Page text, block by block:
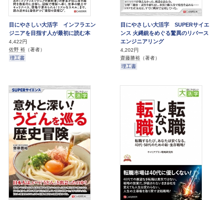
目にやさしい大活字 インフラエン
ジニアを目指す人が最初に読む本
4,422円
佐野 裕 （著者）
理工書
目にやさしい大活字 SUPERサイエ
ンス 火縄銃をめぐる驚異のリバース
エンジニアリング
4,202円
齋藤勝裕 （著者）
理工書